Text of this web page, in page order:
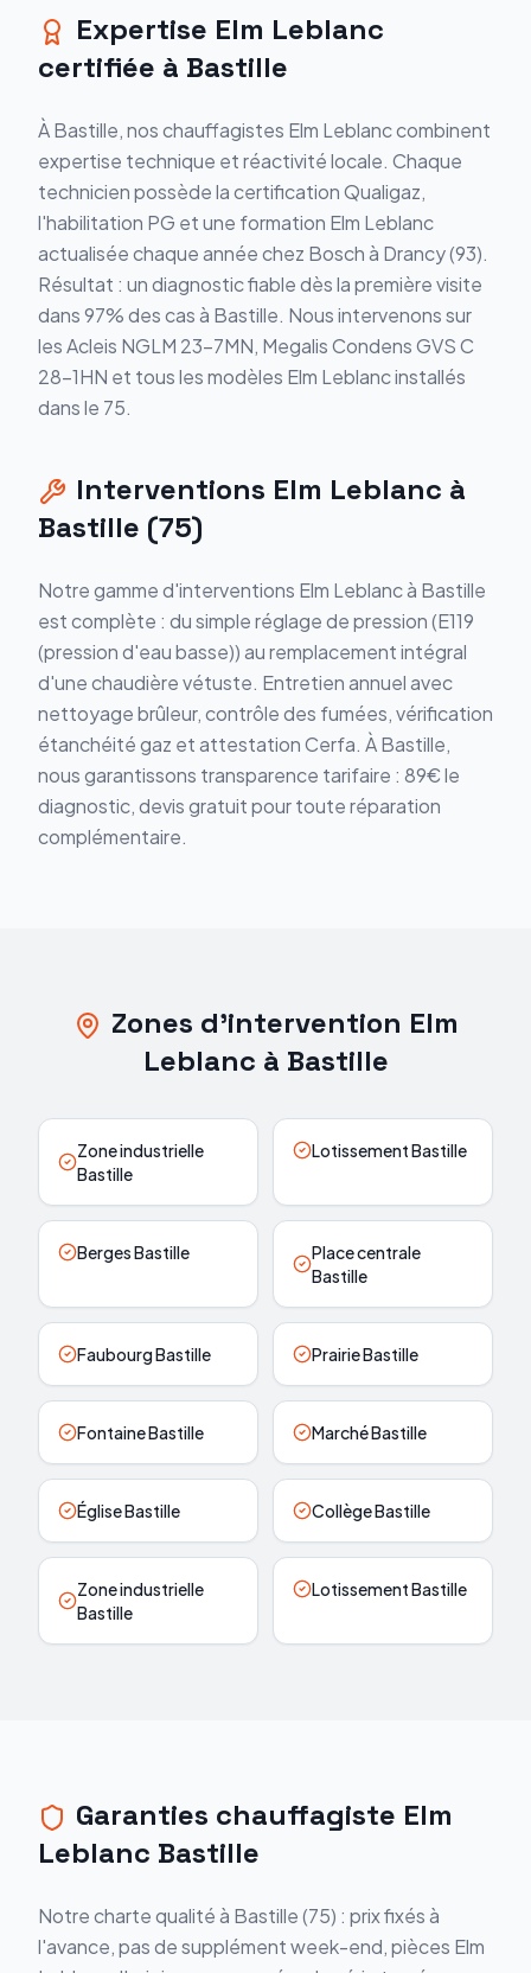
Expertise Elm Leblanc
certifiée à Bastille
À Bastille, nos chauffagistes Elm Leblanc combinent
expertise technique et réactivité locale. Chaque
technicien possède la certification Qualigaz,
l'habilitation PG et une formation Elm Leblanc
actualisée chaque année chez Bosch à Drancy (93).
Résultat : un diagnostic fiable dès la première visite
dans 97% des cas à Bastille. Nous intervenons sur
les Acleis NGLM 23-7MN, Megalis Condens GVS C
28-1HN et tous les modèles Elm Leblanc installés
dans le 75.
Interventions Elm Leblanc à
Bastille (75)
Notre gamme d'interventions Elm Leblanc à Bastille
est complète : du simple réglage de pression (E119
(pression d'eau basse)) au remplacement intégral
d'une chaudière vétuste. Entretien annuel avec
nettoyage brûleur, contrôle des fumées, vérification
étanchéité gaz et attestation Cerfa. À Bastille,
nous garantissons transparence tarifaire : 89€ le
diagnostic, devis gratuit pour toute réparation
complémentaire.
Zones d'intervention Elm
Leblanc à Bastille
Zone industrielle
Bastille
Lotissement Bastille
Berges Bastille
Place centrale
Bastille
Faubourg Bastille Prairie Bastille
Fontaine Bastille Marché Bastille
Église Bastille Collège Bastille
Zone industrielle
Bastille
Lotissement Bastille
Garanties chauffagiste Elm
Leblanc Bastille
Notre charte qualité à Bastille (75) : prix fixés à
l'avance, pas de supplément week-end, pièces Elm